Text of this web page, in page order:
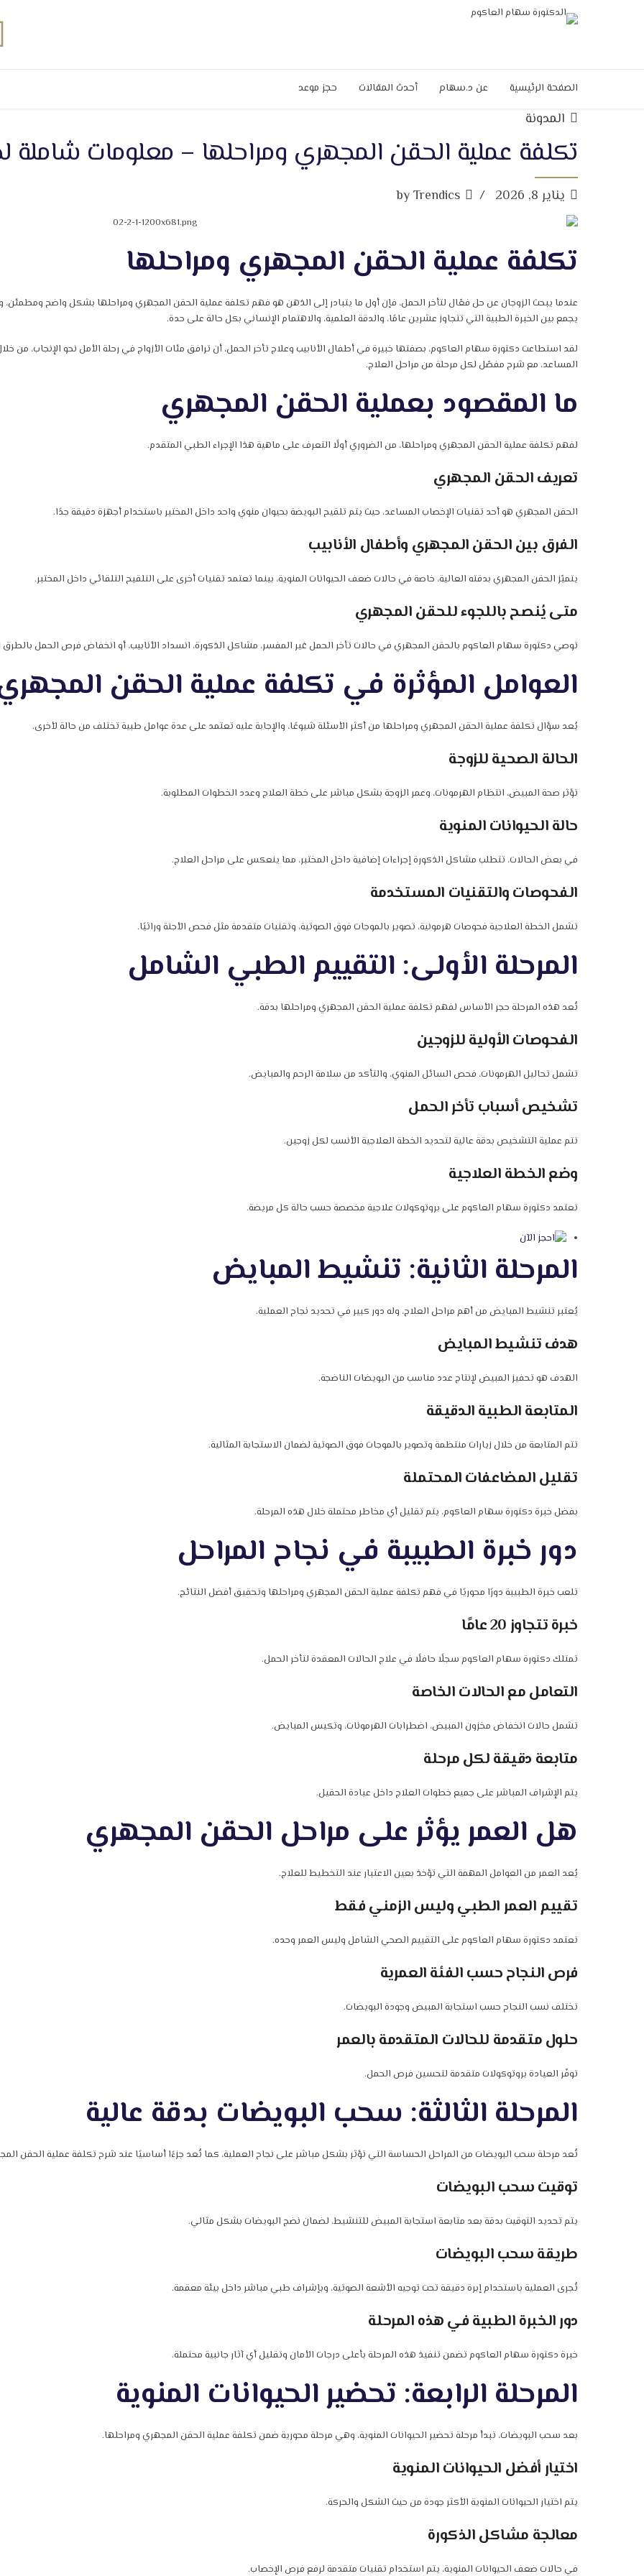
الصفحة الرئيسية عن د.سهام أحدث المقالات حجز موعد
المدونة
تكلفة عملية الحقن المجهري ومراحلها – معلومات شاملة
يناير 8, 2026 by Trendics
تكلفة عملية الحقن المجهري ومراحلها
عندما يبحث الزوجان عن حل فعّال لتأخر الحمل، فإن أول ما يتبادر إلى الذهن هو فهم تكلفة عملية الحقن المجهري ومراحلها بشكل واضح ومطمئن،
يجمع بين الخبرة الطبية التي تتجاوز عشرين عامًا، والدقة العلمية، والاهتمام الإنساني بكل حالة على حدة.
لقد استطاعت دكتورة سهام العاكوم، بصفتها خبيرة في أطفال الأنابيب وعلاج تأخر الحمل، أن ترافق مئات الأزواج في رحلة الأمل نحو الإنجاب، من
المساعد، مع شرح مفصّل لكل مرحلة من مراحل العلاج.
ما المقصود بعملية الحقن المجهري
لفهم تكلفة عملية الحقن المجهري ومراحلها، من الضروري أولًا التعرف على ماهية هذا الإجراء الطبي المتقدم.
تعريف الحقن المجهري
الحقن المجهري هو أحد تقنيات الإخصاب المساعد، حيث يتم تلقيح البويضة بحيوان منوي واحد داخل المختبر باستخدام أجهزة دقيقة جدًا.
الفرق بين الحقن المجهري وأطفال الأنابيب
يتميّز الحقن المجهري بدقته العالية، خاصة في حالات ضعف الحيوانات المنوية، بينما تعتمد تقنيات أخرى على التلقيح التلقائي داخل المختبر.
متى يُنصح باللجوء للحقن المجهري
توصي دكتورة سهام العاكوم بالحقن المجهري في حالات تأخر الحمل غير المفسر، مشاكل الذكورة، انسداد الأنابيب، أو انخفاض فرص الحمل بالطرق
العوامل المؤثرة في تكلفة عملية الحقن
يُعد سؤال تكلفة عملية الحقن المجهري ومراحلها من أكثر الأسئلة شيوعًا، والإجابة عليه تعتمد على عدة عوامل طبية تختلف من حالة لأخرى.
الحالة الصحية للزوجة
تؤثر صحة المبيض، انتظام الهرمونات، وعمر الزوجة بشكل مباشر على خطة العلاج وعدد الخطوات المطلوبة.
حالة الحيوانات المنوية
في بعض الحالات، تتطلب مشاكل الذكورة إجراءات إضافية داخل المختبر، مما ينعكس على مراحل العلاج.
الفحوصات والتقنيات المستخدمة
تشمل الخطة العلاجية فحوصات هرمونية، تصوير بالموجات فوق الصوتية، وتقنيات متقدمة مثل فحص الأجنة وراثيًا.
المرحلة الأولى: التقييم الطبي الشامل
تُعد هذه المرحلة حجر الأساس لفهم تكلفة عملية الحقن المجهري ومراحلها بدقة.
الفحوصات الأولية للزوجين
تشمل تحاليل الهرمونات، فحص السائل المنوي، والتأكد من سلامة الرحم والمبايض.
تشخيص أسباب تأخر الحمل
تتم عملية التشخيص بدقة عالية لتحديد الخطة العلاجية الأنسب لكل زوجين.
وضع الخطة العلاجية
تعتمد دكتورة سهام العاكوم على بروتوكولات علاجية مخصصة حسب حالة كل مريضة.
المرحلة الثانية: تنشيط المبايض
يُعتبر تنشيط المبايض من أهم مراحل العلاج، وله دور كبير في تحديد نجاح العملية.
هدف تنشيط المبايض
الهدف هو تحفيز المبيض لإنتاج عدد مناسب من البويضات الناضجة.
المتابعة الطبية الدقيقة
تتم المتابعة من خلال زيارات منتظمة وتصوير بالموجات فوق الصوتية لضمان الاستجابة المثالية.
تقليل المضاعفات المحتملة
بفضل خبرة دكتورة سهام العاكوم، يتم تقليل أي مخاطر محتملة خلال هذه المرحلة.
دور خبرة الطبيبة في نجاح المراحل
تلعب خبرة الطبيبة دورًا محوريًا في فهم تكلفة عملية الحقن المجهري ومراحلها وتحقيق أفضل النتائج.
خبرة تتجاوز 20 عامًا
تمتلك دكتورة سهام العاكوم سجلًا حافلًا في علاج الحالات المعقدة لتأخر الحمل.
التعامل مع الحالات الخاصة
تشمل حالات انخفاض مخزون المبيض، اضطرابات الهرمونات، وتكيس المبايض.
متابعة دقيقة لكل مرحلة
يتم الإشراف المباشر على جميع خطوات العلاج داخل عيادة الحقيل.
هل العمر يؤثر على مراحل الحقن المجهري
يُعد العمر من العوامل المهمة التي تؤخذ بعين الاعتبار عند التخطيط للعلاج.
تقييم العمر الطبي وليس الزمني فقط
تعتمد دكتورة سهام العاكوم على التقييم الصحي الشامل وليس العمر وحده.
فرص النجاح حسب الفئة العمرية
تختلف نسب النجاح حسب استجابة المبيض وجودة البويضات.
حلول متقدمة للحالات المتقدمة بالعمر
توفّر العيادة بروتوكولات متقدمة لتحسين فرص الحمل.
المرحلة الثالثة: سحب البويضات بدقة عالية
تُعد مرحلة سحب البويضات من المراحل الحساسة التي تؤثر بشكل مباشر على نجاح العملية، كما تُعد جزءًا أساسيًا عند شرح تكلفة عملية الحقن
توقيت سحب البويضات
يتم تحديد التوقيت بدقة بعد متابعة استجابة المبيض للتنشيط، لضمان نضج البويضات بشكل مثالي.
طريقة سحب البويضات
تُجرى العملية باستخدام إبرة دقيقة تحت توجيه الأشعة الصوتية، وبإشراف طبي مباشر داخل بيئة معقمة.
دور الخبرة الطبية في هذه المرحلة
خبرة دكتورة سهام العاكوم تضمن تنفيذ هذه المرحلة بأعلى درجات الأمان وتقليل أي آثار جانبية محتملة.
المرحلة الرابعة: تحضير الحيوانات المنوية
بعد سحب البويضات، تبدأ مرحلة تحضير الحيوانات المنوية، وهي مرحلة محورية ضمن تكلفة عملية الحقن المجهري ومراحلها.
اختيار أفضل الحيوانات المنوية
يتم اختيار الحيوانات المنوية الأكثر جودة من حيث الشكل والحركة.
معالجة مشاكل الذكورة
في حالات ضعف الحيوانات المنوية، يتم استخدام تقنيات متقدمة لرفع فرص الإخصاب.